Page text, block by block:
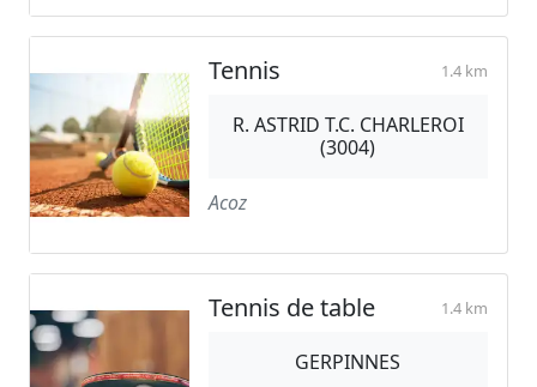
Tennis 1.4 km
R. ASTRID T.C. CHARLEROI
(3004)
Acoz
Tennis de table 1.4 km
GERPINNES